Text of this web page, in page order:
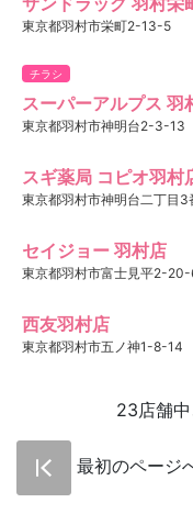
東京都羽村市栄町2-13-5
チラシ
スーパーアルプス 羽
東京都羽村市神明台2-3-13
スギ薬局 コピオ羽村
東京都羽村市神明台二丁目3
セイジョー 羽村店
東京都羽村市富士見平2-
西友羽村店
東京都羽村市五ノ神1-8-14
23店舗
最初のページ